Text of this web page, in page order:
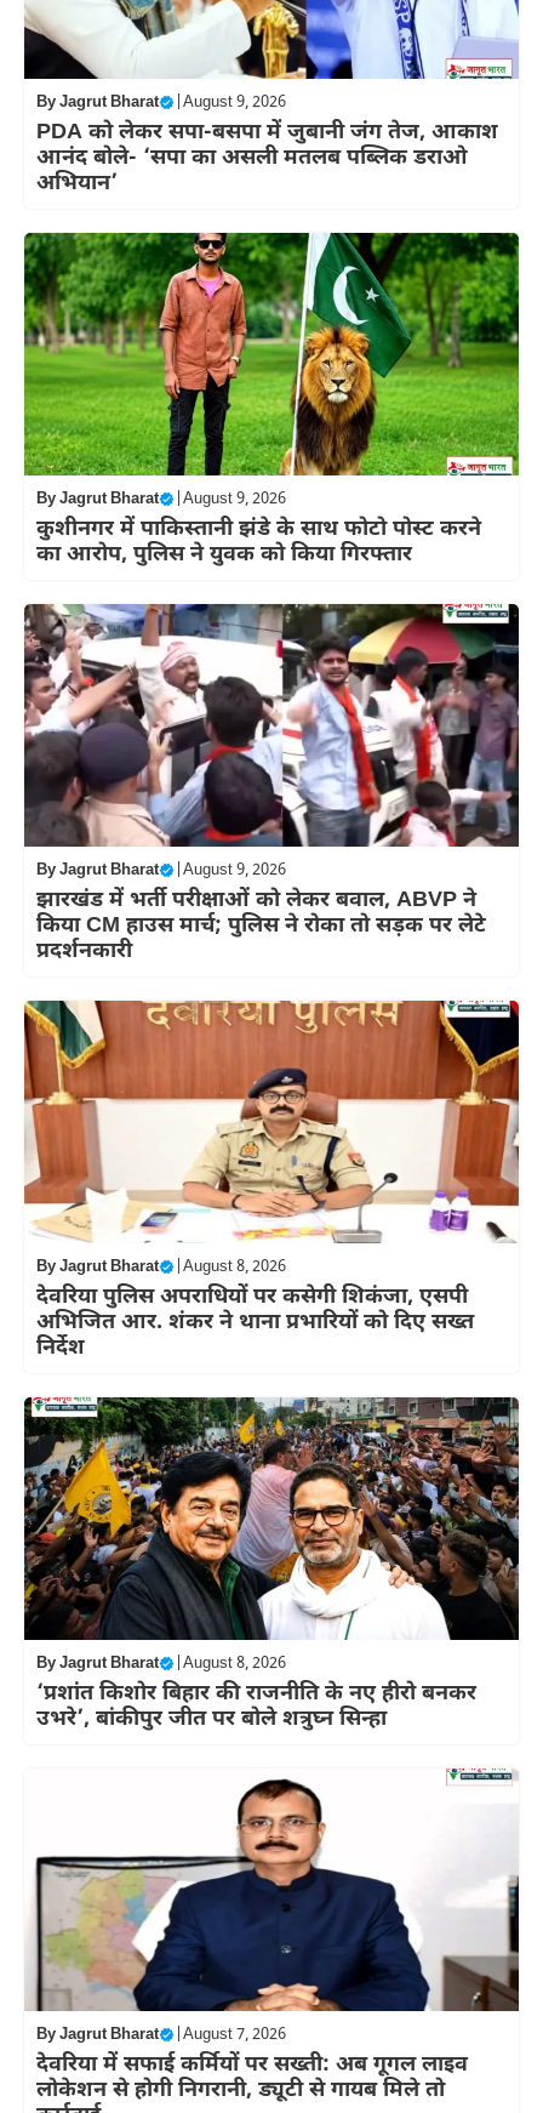
ByJagrut Bharat August 9, 2026
PDA को लेकर सपा-बसपा में जुबानी जंग तेज, आकाश
आनंद बोले- ‘सपा का असली मतलब पब्लिक डराओ
अभियान’
ByJagrut Bharat August 9, 2026
कुशीनगर में पाकिस्तानी झंडे के साथ फोटो पोस्ट करने
का आरोप, पुलिस ने युवक को किया गिरफ्तार
ByJagrut Bharat August 9, 2026
झारखंड में भर्ती परीक्षाओं को लेकर बवाल, ABVP ने
किया CM हाउस मार्च; पुलिस ने रोका तो सड़क पर लेटे
प्रदर्शनकारी
ByJagrut Bharat August 8, 2026
देवरिया पुलिस अपराधियों पर कसेगी शिकंजा, एसपी
अभिजित आर. शंकर ने थाना प्रभारियों को दिए सख्त
निर्देश
ByJagrut Bharat August 8, 2026
‘प्रशांत किशोर बिहार की राजनीति के नए हीरो बनकर
उभरे’, बांकीपुर जीत पर बोले शत्रुघ्न सिन्हा
ByJagrut Bharat August 7, 2026
देवरिया में सफाई कर्मियों पर सख्ती: अब गूगल लाइव
लोकेशन से होगी निगरानी, ड्यूटी से गायब मिले तो